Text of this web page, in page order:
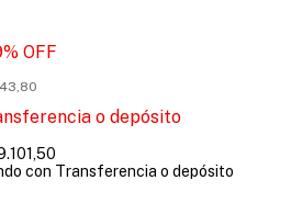
% OFF
o depósito
con Transferencia o depósito